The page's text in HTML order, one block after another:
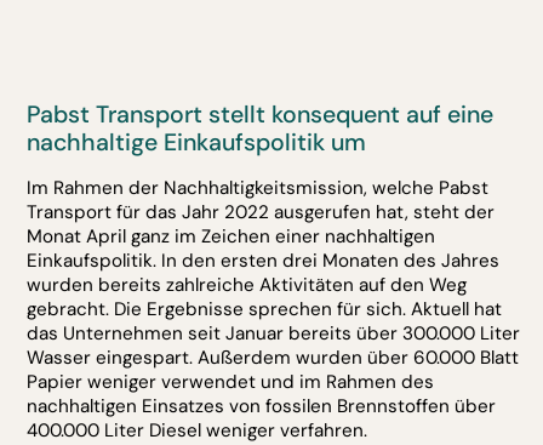
Pabst Transport stellt konsequent auf eine
nachhaltige Einkaufspolitik um
Im Rahmen der Nachhaltigkeitsmission, welche Pabst
Transport für das Jahr 2022 ausgerufen hat, steht der
Monat April ganz im Zeichen einer nachhaltigen
Einkaufspolitik. In den ersten drei Monaten des Jahres
wurden bereits zahlreiche Aktivitäten auf den Weg
gebracht. Die Ergebnisse sprechen für sich. Aktuell hat
das Unternehmen seit Januar bereits über 300.000 Liter
Wasser eingespart. Außerdem wurden über 60.000 Blatt
Papier weniger verwendet und im Rahmen des
nachhaltigen Einsatzes von fossilen Brennstoffen über
400.000 Liter Diesel weniger verfahren.